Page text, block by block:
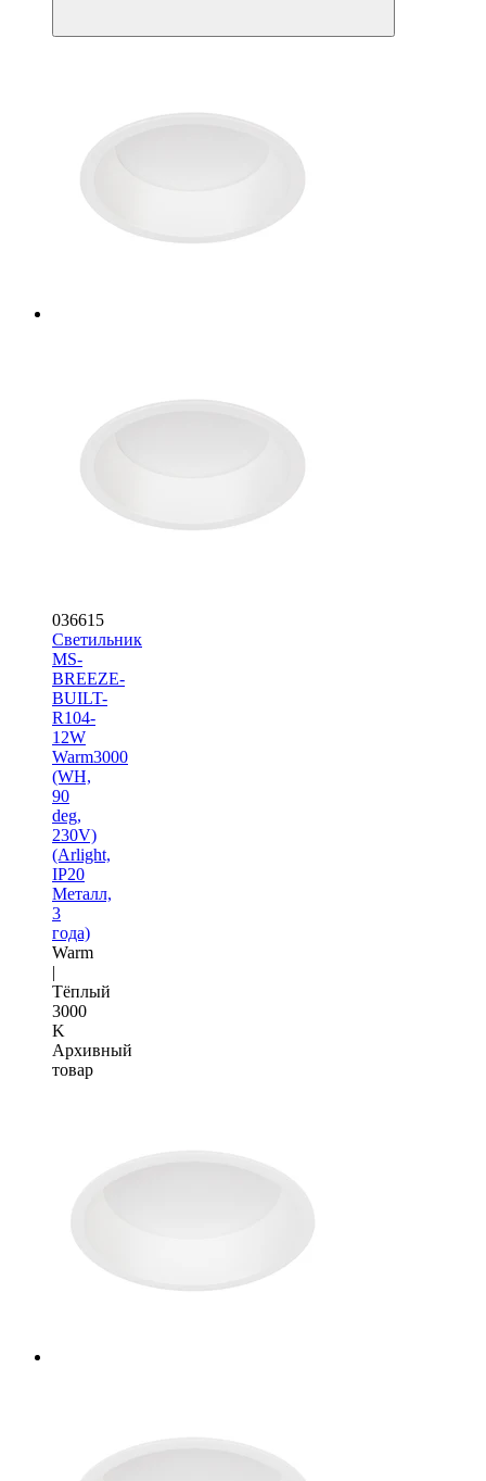
036615
Светильник
MS-
BREEZE-
BUILT-
R104-
12W
Warm3000
(WH,
90
deg,
230V)
(Arlight,
IP20
Металл,
3
года)
Warm
|
Тёплый
3000
K
Архивный
товар